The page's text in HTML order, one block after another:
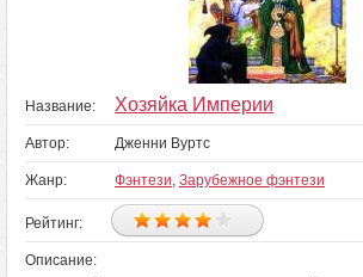
Название: Хозяйка Империи
Автор: Дженни Вуртс
Жанр: Фэнтези, Зарубежное фэнтези
Рейтинг:
Описание: